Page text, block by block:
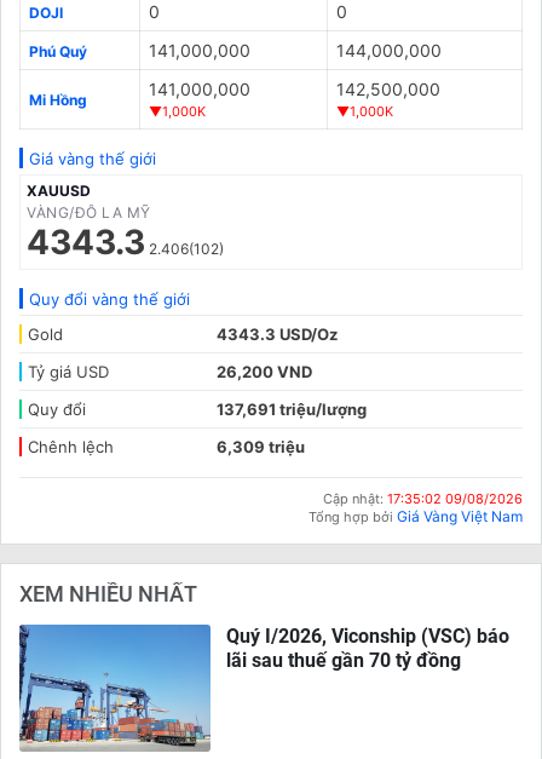
DOJI 0 0
Phú Quý 141,000,000 144,000,000
Mi Hồng
141,000,000
▼1,000K
142,500,000
▼1,000K
Giá vàng thế giới
XAUUSD
VÀNG/ĐÔ LA MỸ
4343.3 2.406(102)
Quy đổi vàng thế giới
Gold
4343.3 USD/Oz
Tỷ giá USD
26,200 VND
Quy đổi
137,691 triệu/lượng
Chênh lệch
6,309 triệu
Cập nhật: 17:35:02 09/08/2026
Tổng hợp bởi Giá Vàng Việt Nam
XEM NHIỀU NHẤT
Quý I/2026, Viconship (VSC) báo
lãi sau thuế gần 70 tỷ đồng